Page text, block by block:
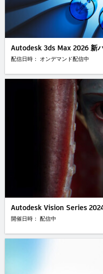
Autodesk 3ds Max 2026 新
配信日時： オンデマンド配信中
Autodesk Vision Series
開催日時： 配信中